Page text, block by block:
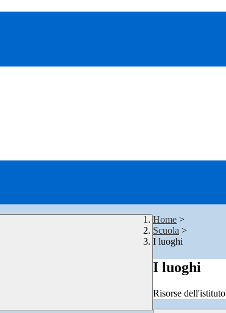
Home >
Scuola >
I luoghi
I luoghi
Risorse dell'istituto